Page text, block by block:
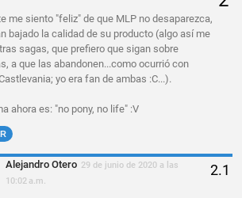
me siento "feliz" de que MLP no desaparezca,
bajado la calidad de su producto (algo así me
sagas, que prefiero que sigan sobre
a que las abandonen...como ocurrió con
yo era fan de ambas :C...).
ahora es: "no pony, no life" :V
Alejandro Otero 29 de junio de 2020 a las
10:02 a.m.